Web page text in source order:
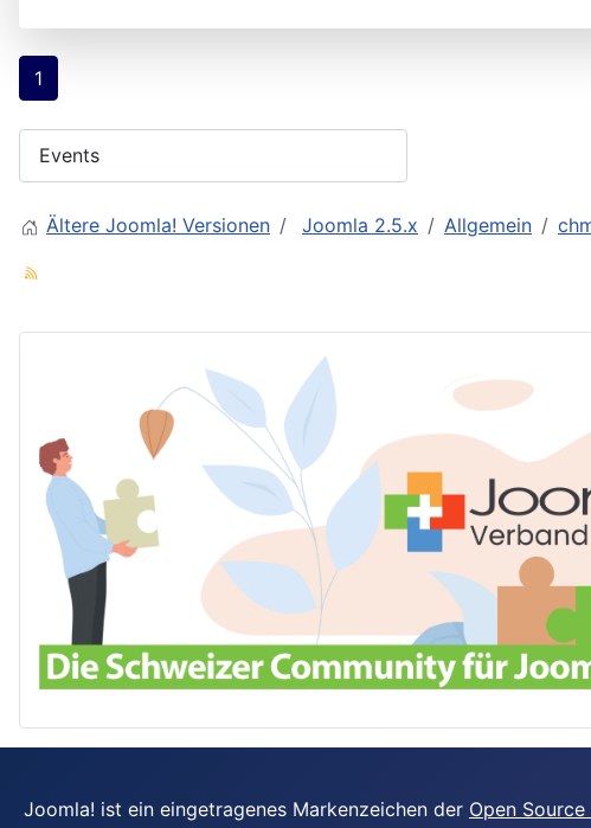
1
Ältere Joomla! Versionen
Joomla 2.5.x Allgemein
Joomla! ist ein eingetragenes Markenzeichen der Open